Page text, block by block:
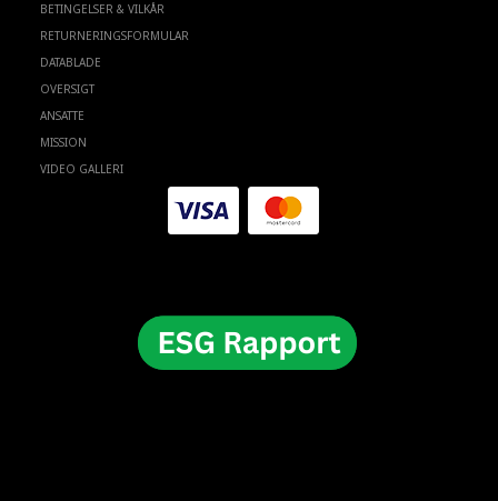
BETINGELSER & VILKÅR
RETURNERINGSFORMULAR
DATABLADE
OVERSIGT
ANSATTE
MISSION
VIDEO GALLERI